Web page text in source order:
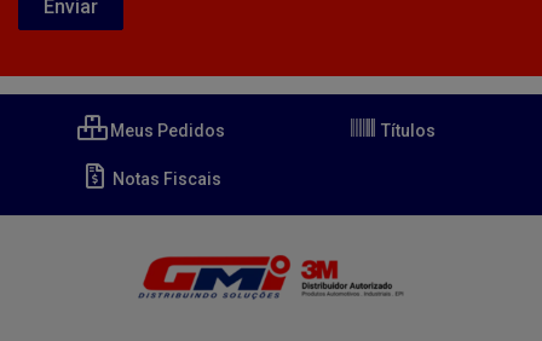
Meus Pedidos Títulos
Notas Fiscais